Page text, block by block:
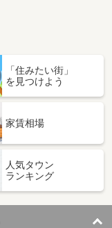
「住みたい街」
を見つけよう
家賃相場
人気タウン
ランキング